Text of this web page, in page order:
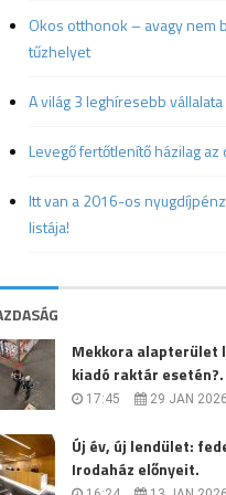
Okos otthonok – avagy nem
tűzhelyet
A világ 3 leghíresebb vállalata
Levegő fertőtlenítő házilag
Itt van a 2016-os
listája!
Mekkora alapterület
kiadó raktár esetén?.
17:45 29 JAN 2026
Új év, új lendület:
Irodaház előnyeit.